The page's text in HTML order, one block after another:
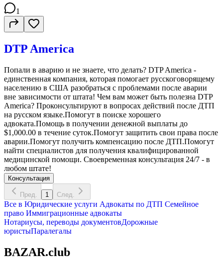
1
DTP America
Попали в аварию и не знаете, что делать? DTP America -
единственная компания, которая помогает русскоговорящему
населению в США разобраться с проблемами после аварии
вне зависимости от штата! Чем вам может быть полезна DTP
America? Проконсультируют в вопросах действий после ДТП
на русском языке.Помогут в поиске хорошего
адвоката.Помощь в получении денежной выплаты до
$1,000.00 в течение суток.Помогут защитить свои права после
аварии.Помогут получить компенсацию после ДТП.Помогут
найти специалистов для получения квалифицированной
медицинской помощи. Своевременная консультация 24/7 - в
любом штате!
Консультация
Пред. 1 След.
Все в Юридические услуги Адвокаты по ДТП Семейное
право Иммиграционные адвокаты
Нотариусы, переводы документовДорожные
юристыПаралегалы
BAZAR.club